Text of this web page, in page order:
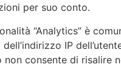
per suo conto.
“Analytics” è
IP
non consente di risalire